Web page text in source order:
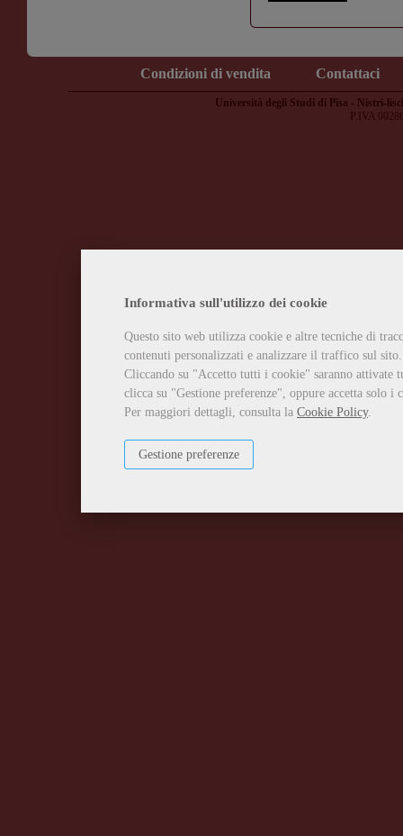
Informativa sull'utilizzo dei cookie
Questo sito web utilizza cookie e altre tecniche di
contenuti personalizzati e analizzare il traffico sul sito.
Cliccando su "Accetto tutti i cookie" saranno attivate
clicca su "Gestione preferenze", oppure accetta solo
Per maggiori dettagli, consulta la Cookie Policy.
Gestione preferenze
Condizioni di vendita Contattaci
Università degli Studi di Pisa - Nistri-
P.IVA